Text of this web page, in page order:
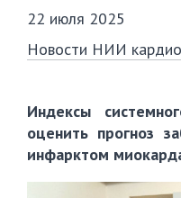
22 июля 2025
Новости НИИ
️Индексы
оценить прогноз
инфарктом